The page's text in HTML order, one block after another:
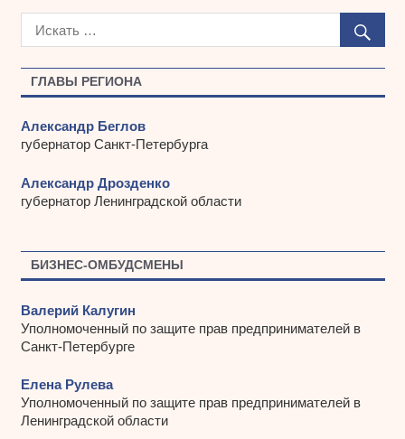
ГЛАВЫ РЕГИОНА
Александр Беглов
губернатор Санкт-Петербурга
Александр Дрозденко
губернатор Ленинградской области
БИЗНЕС-ОМБУДСМЕНЫ
Валерий Калугин
Уполномоченный по защите прав предпринимателей в
Санкт-Петербурге
Елена Рулева
Уполномоченный по защите прав предпринимателей в
Ленинградской области
х
ы